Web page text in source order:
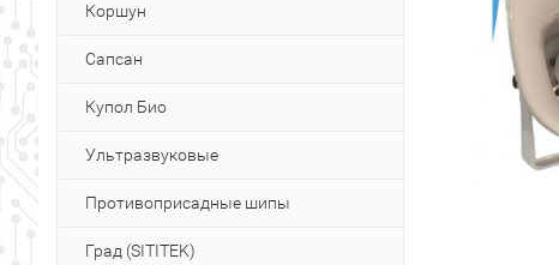
Коршун
Сапсан
Купол Био
Ультразвуковые
Противоприсадные шипы
Град (SITITEK)